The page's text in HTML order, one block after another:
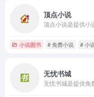
顶点小说
小说图书 # 免费小说 # 小
无忧书城